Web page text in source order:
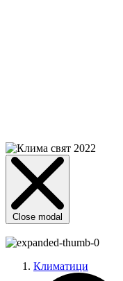
Close modal
Климатици